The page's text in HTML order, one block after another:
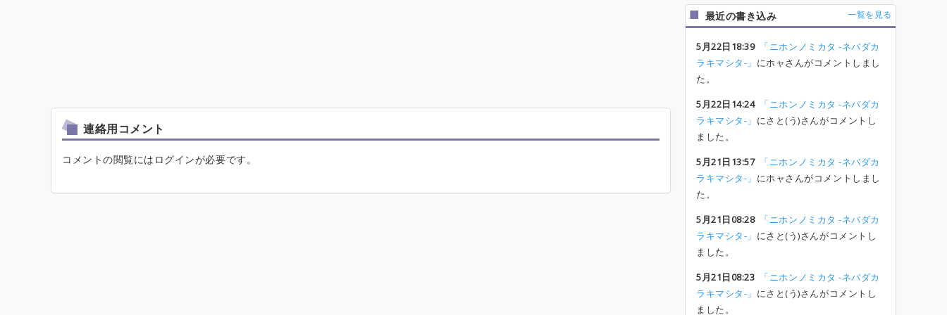
連絡用コメント
コメントの閲覧にはログインが必要です。
最近の書き込み 一覧を見る
5月22日18:39
「ニホンノミカタ -ネバダカ
ラキマシタ-」 にホャさんがコメントしまし
た。
5月22日14:24
「ニホンノミカタ -ネバダカ
ラキマシタ-」 にさと(う)さんがコメントし
ました。
5月21日13:57
「ニホンノミカタ -ネバダカ
ラキマシタ-」 にホャさんがコメントしまし
た。
5月21日08:28
「ニホンノミカタ -ネバダカ
ラキマシタ-」 にさと(う)さんがコメントし
ました。
5月21日08:23
「ニホンノミカタ -ネバダカ
ラキマシタ-」 にさと(う)さんがコメントし
ました。